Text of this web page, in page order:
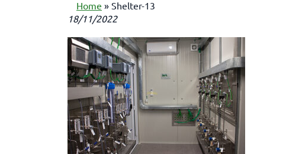
Home » Shelter-13
18/11/2022